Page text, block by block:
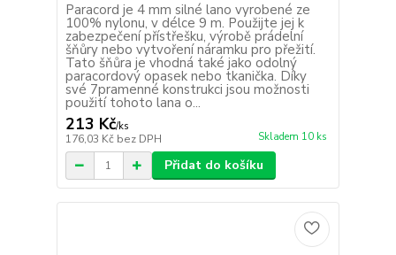
Paracord je 4 mm silné lano vyrobené ze
100% nylonu, v délce 9 m. Použijte jej k
zabezpečení přístřešku, výrobě prádelní
šňůry nebo vytvoření náramku pro přežití.
Tato šňůra je vhodná také jako odolný
paracordový opasek nebo tkanička. Díky
své 7pramenné konstrukci jsou možnosti
použití tohoto lana o...
213 Kč/ks
176,03 Kč bez DPH Skladem 10 ks
Přidat do košíku